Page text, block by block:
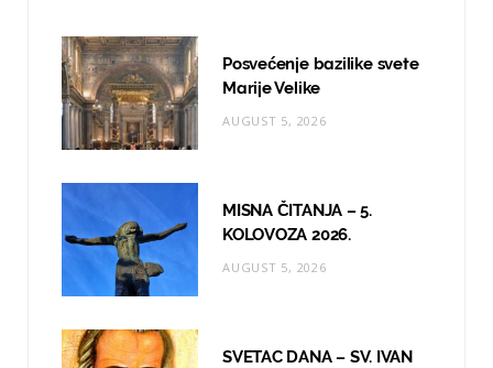
r
a
e
Posvećenje bazilike svete
Marije Velike
AUGUST 5, 2026
MISNA ČITANJA – 5.
KOLOVOZA 2026.
AUGUST 5, 2026
SVETAC DANA – SV. IVAN